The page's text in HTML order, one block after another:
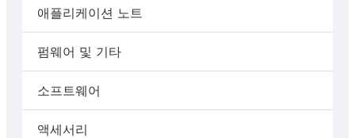
애플리케이션 노트
펌웨어 및 기타
소프트웨어
액세서리